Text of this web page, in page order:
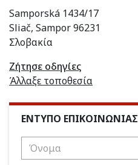
Samporská 1434/17
Sliač, Sampor 96231
Σλοβακία
Ζήτησε οδηγίες
Άλλαξε τοποθεσία
ΕΝΤΥΠΟ ΕΠΙΚΟΙΝΩΝΙΑΣ